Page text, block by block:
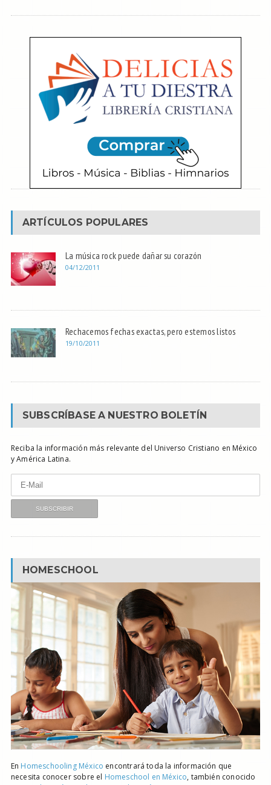
ARTÍCULOS POPULARES
La música rock puede dañar su corazón
04/12/2011
Rechacemos fechas exactas, pero estemos listos
19/10/2011
SUBSCRÍBASE A NUESTRO BOLETÍN
Reciba la información más relevante del Universo Cristiano en México
y América Latina.
HOMESCHOOL
En Homeschooling México encontrará toda la información que
necesita conocer sobre el Homeschool en México, también conocido